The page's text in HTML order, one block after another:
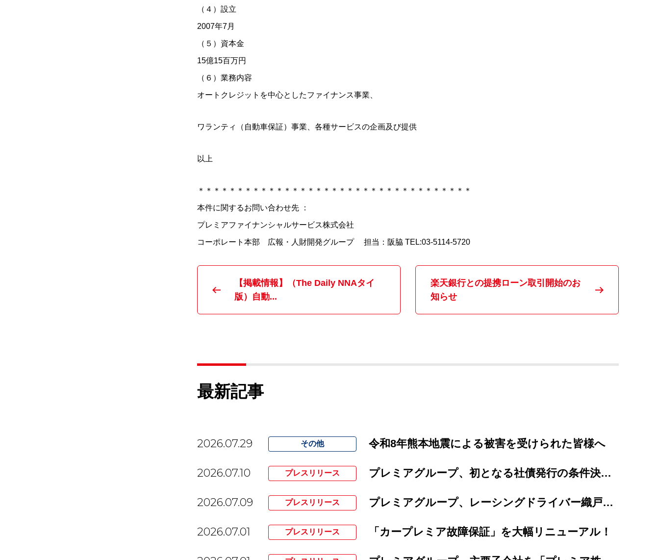
（４）設立
2007年7月
（５）資本金
15億15百万円
（６）業務内容
オートクレジットを中心としたファイナンス事業、
ワランティ（自動車保証）事業、各種サービスの企画及び提供
以上
＊＊＊＊＊＊＊＊＊＊＊＊＊＊＊＊＊＊＊＊＊＊＊＊＊＊＊＊＊＊＊＊＊＊＊
本件に関するお問い合わせ先 ：
プレミアファイナンシャルサービス株式会社
コーポレート本部 広報・人財開発グループ 担当：阪脇 TEL:03-5114-5720
【掲載情報】（The Daily NNAタイ
版）自動...
楽天銀行との提携ローン取引開始のお
知らせ
最新記事
2026.07.29 その他 令和8年熊本地震による被害を受けられた皆様へ
2026.07.10 プレスリリース プレミアグループ、初となる社債発行の条件決定、及び個人投資家向け「カープレミア債」の発...
2026.07.09 プレスリリース プレミアグループ、レーシングドライバー織戸茉彩選手とのスポンサー契約を更新
2026.07.01 プレスリリース 「カープレミア故障保証」を大幅リニューアル！